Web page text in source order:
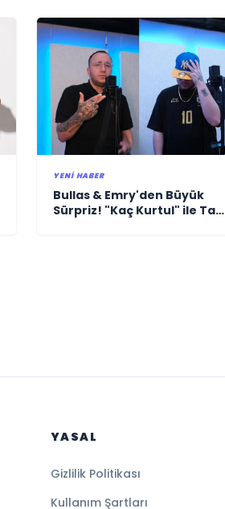
YENI HABER
Bullas & Emry'den Büyük
Sürpriz! "Kaç Kurtul" ile Tarz
YASAL
Gizlilik Politikası
Kullanım Şartları